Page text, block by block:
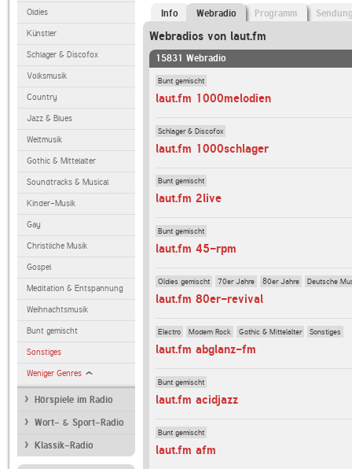
Oldies
Künstler
Schlager & Discofox
Volksmusik
Country
Jazz & Blues
Weltmusik
Gothic & Mittelalter
Soundtracks & Musical
Kinder-Musik
Gay
Christliche Musik
Gospel
Meditation & Entspannung
Weihnachtsmusik
Bunt gemischt
Sonstiges
Weniger Genres
Hörspiele im Radio
Wort- & Sport-Radio
Klassik-Radio
Info Webradio Programm
Webradios von laut.fm
15831 Webradio
Bunt gemischt
laut.fm 1000melodien
Schlager & Discofox
laut.fm 1000schlager
Bunt gemischt
laut.fm 2live
Bunt gemischt
laut.fm 45-rpm
Oldies gemischt 70er Jahre 80er Jahre Deutsche
laut.fm 80er-revival
Electro Modern Rock Gothic & Mittelalter Sonstiges
laut.fm abglanz-fm
Bunt gemischt
laut.fm acidjazz
Bunt gemischt
laut.fm afm